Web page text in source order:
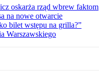
oskarża rząd wbrew faktom
na nowe otwarcie
bilet wstępu na grilla?”
Warszawskiego